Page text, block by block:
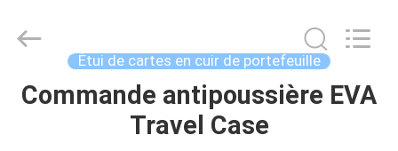
MAISON
Rights
ECER
Étui de cartes en cuir de portefeuille
Commande antipoussière EVA
Travel Case